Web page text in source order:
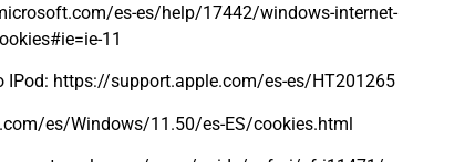
es-es/help/17442/windows-internet-
11
IPod: https://support.apple.com/es-es/HT201265
es/Windows/11.50/es-ES/cookies.html